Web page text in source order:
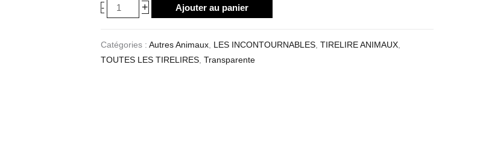
-
Verre
+ Ajouter au panier
Catégories : Autres Animaux, LES INCONTOURNABLES, TIRELIRE ANIMAUX,
TOUTES LES TIRELIRES, Transparente